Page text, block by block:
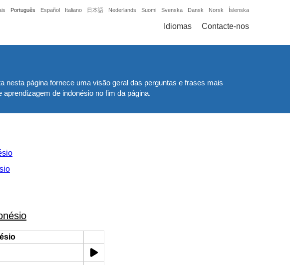
Português Español Italiano 日本語 Nederlands Suomi Svenska Dansk Norsk Íslenska
Idiomas Contacte-nos
nesta página fornece uma visão geral das perguntas e frases mais
de indonésio no fim da página.